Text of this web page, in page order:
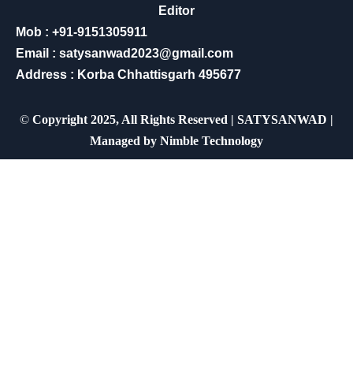
Editor
Mob : +91-9151305911
Email : satysanwad2023@gmail.com
Address : Korba Chhattisgarh 495677
© Copyright 2025, All Rights Reserved | SATYSANWAD |
Managed by Nimble Technology